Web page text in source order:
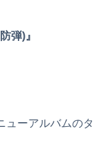
弾)』
ューアルバムのタ